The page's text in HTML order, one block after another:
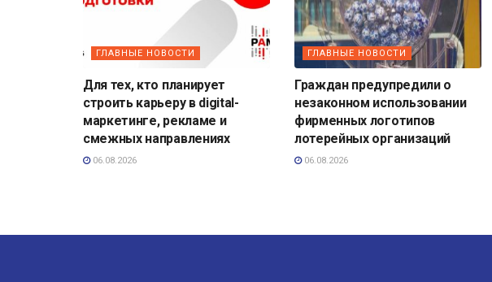
ГЛАВНЫЕ НОВОСТИ
Для тех, кто планирует
строить карьеру в digital-
маркетинге, рекламе и
смежных направлениях
06.08.2026
ГЛАВНЫЕ НОВОСТИ
Граждан предупредили о
незаконном использовании
фирменных логотипов
лотерейных организаций
06.08.2026